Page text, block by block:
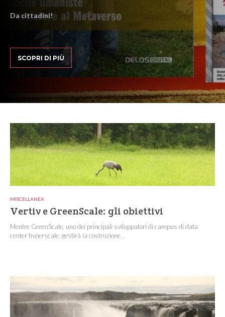
Da cittadini!
SCOPRI DI PIÙ
MISCELLANEA
Vertiv e GreenScale: gli obiettivi
Mentre GreenScale, uno dei principali sviluppatori di campus di data
center hyperscale, gestirà la costruzione...